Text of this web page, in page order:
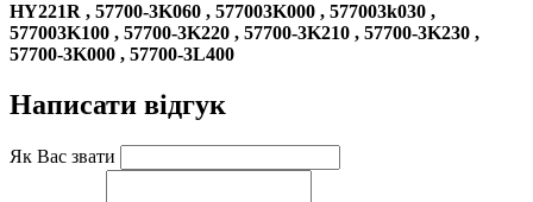
HY221R , 57700-3K060 , 577003K000 , 577003k030 ,
577003K100 , 57700-3K220 , 57700-3K210 , 57700-3K230 ,
57700-3K000 , 57700-3L400
Написати відгук
Як Вас звати